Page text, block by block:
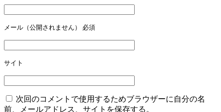
メール（公開されません） 必須
サイト
次回のコメントで使用するためブラウザーに自分の名
前、メールアドレス、サイトを保存する。